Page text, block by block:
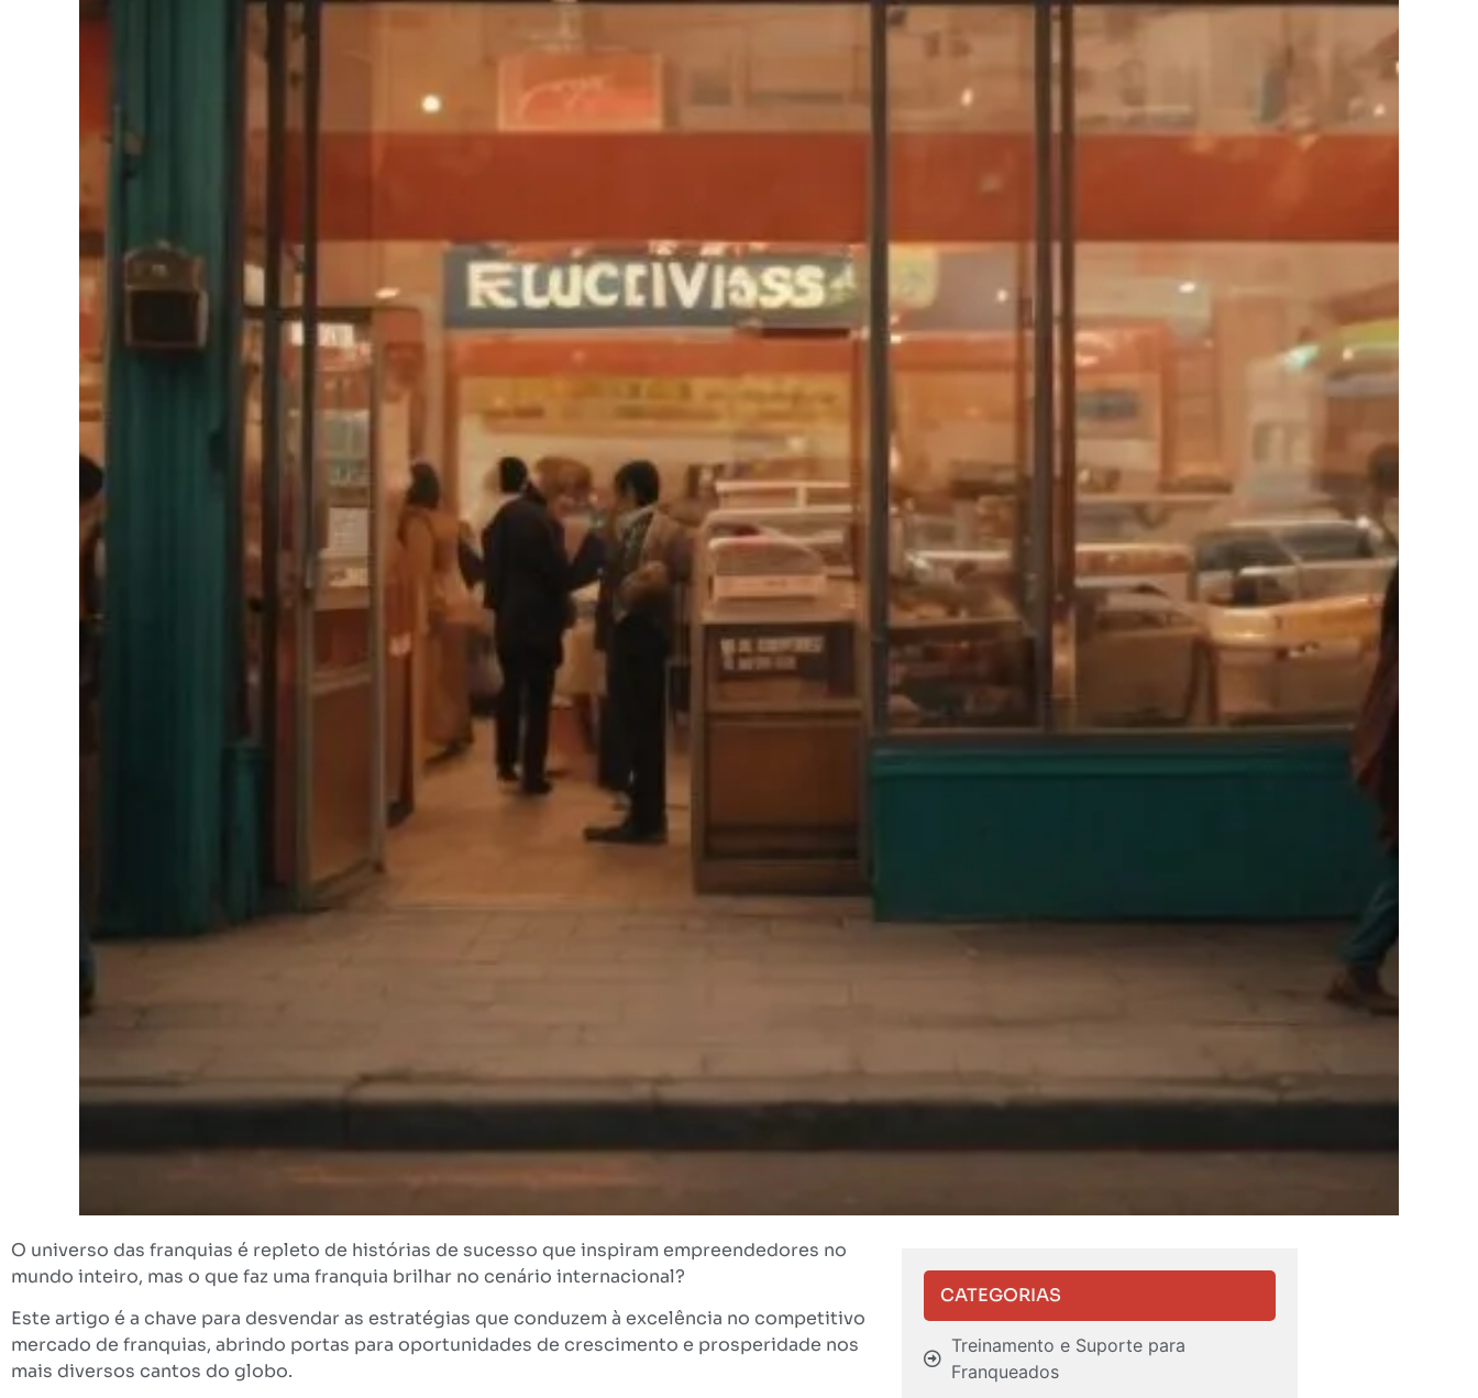
O universo das franquias é repleto de histórias de sucesso que inspiram empreendedores no
mundo inteiro, mas o que faz uma franquia brilhar no cenário internacional?
Este artigo é a chave para desvendar as estratégias que conduzem à excelência no competitivo
mercado de franquias, abrindo portas para oportunidades de crescimento e prosperidade nos
mais diversos cantos do globo.
CATEGORIAS
Treinamento e Suporte para
Franqueados